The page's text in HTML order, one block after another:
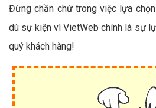
Đừng chần chừ trong việc lựa
dù sự kiện vì VietWeb chính là sự
quý khách hàng!